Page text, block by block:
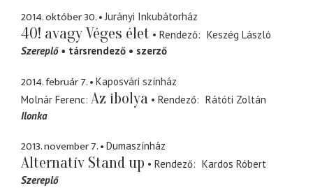
2014. október 30. Jurányi Inkubátorház
40! avagy Véges élet Rendező
Keszég László
Szereplő
társrendező szerző
2014. február 7.
Kaposvári színház
Molnár Ferenc Az ibolya Rendező
Rátóti Zoltán
Ilonka
2013. november 7. Dumaszínház
Alternatív Stand up Rendező
Kardos Róbert
Szereplő